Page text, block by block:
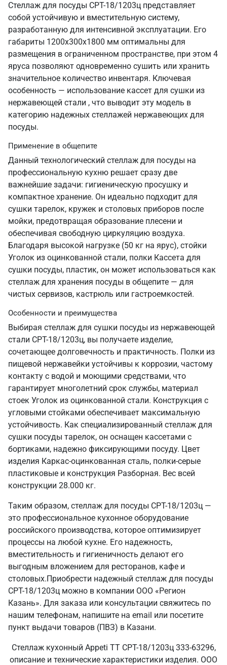
Стеллаж для посуды СРТ-18/1203ц представляет
собой устойчивую и вместительную систему,
разработанную для интенсивной эксплуатации. Его
габариты 1200х300х1800 мм оптимальны для
размещения в ограниченном пространстве, при этом 4
яруса позволяют одновременно сушить или хранить
значительное количество инвентаря. Ключевая
особенность — использование кассет для сушки из
нержавеющей стали , что выводит эту модель в
категорию надежных стеллажей нержавеющих для
посуды.
Применение в общепите
Данный технологический стеллаж для посуды на
профессиональную кухню решает сразу две
важнейшие задачи: гигиеническую просушку и
компактное хранение. Он идеально подходит для
сушки тарелок, кружек и столовых приборов после
мойки, предотвращая образование плесени и
обеспечивая свободную циркуляцию воздуха.
Благодаря высокой нагрузке (50 кг на ярус), стойки
Уголок из оцинкованной стали, полки Кассета для
сушки посуды, пластик, он может использоваться как
стеллаж для хранения посуды в общепите — для
чистых сервизов, кастрюль или гастроемкостей.
Особенности и преимущества
Выбирая стеллаж для сушки посуды из нержавеющей
стали СРТ-18/1203ц, вы получаете изделие,
сочетающее долговечность и практичность. Полки из
пищевой нержавейки устойчивы к коррозии, частому
контакту с водой и моющими средствами, что
гарантирует многолетний срок службы, материал
стоек Уголок из оцинкованной стали. Конструкция с
угловыми стойками обеспечивает максимальную
устойчивость. Как специализированный стеллаж для
сушки посуды тарелок, он оснащен кассетами с
бортиками, надежно фиксирующими посуду. Цвет
изделия Каркас-оцинкованная сталь, полки-серые
пластиковые и конструкция Разборная. Вес всей
конструкции 28.000 кг.
Таким образом, стеллаж для посуды СРТ-18/1203ц —
это профессиональное кухонное оборудование
российского производства, которое оптимизирует
процессы на любой кухне. Его надежность,
вместительность и гигиеничность делают его
выгодным вложением для ресторанов, кафе и
столовых.Приобрести надежный стеллаж для посуды
СРТ-18/1203ц можно в компании ООО «Регион
Казань». Для заказа или консультации свяжитесь по
нашим телефонам, напишите на email или посетите
пункт выдачи товаров (ПВЗ) в Казани.
Стеллаж кухонный Appeti ТТ СРТ-18/1203ц 333-63296,
описание и технические характеристики изделия. ООО